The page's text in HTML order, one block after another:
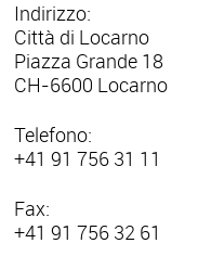
Indirizzo:
Città di Locarno
Piazza Grande 18
CH-6600 Locarno
Telefono:
+41 91 756 31 11
Fax:
+41 91 756 32 61